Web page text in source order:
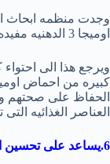
وجدت منظمه ابحاث
اوميجا 3 الدهنيه مفيده فى تحسين الرؤيه و صحه العينين.
ويرجع هذا الى
الحفاظ على صحتهم
العناصر الغذائيه
6.يساعد على تحسين النوم: